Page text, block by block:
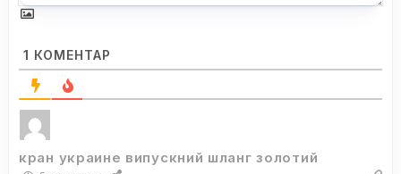
1 КОМЕНТАР
кран украине випускний шланг золотий